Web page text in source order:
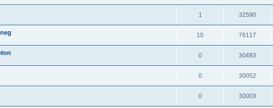
1 32590
10 76117
0 30493
0 30052
0 30003